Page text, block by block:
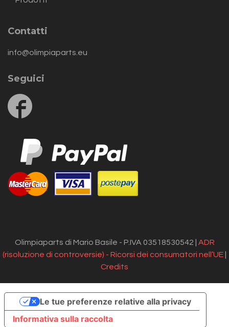
Contatti
info@olimpiaparts.eu
Seguici
us
Olimpiaparts di Mario Basile - P.IVA 03518530542 | ADR
(risoluzione di controversie) - Ricorsi dei consumatori nell’UE
Credits
Informativa sulla raccolta
Le tue preferenze relative alla privacy